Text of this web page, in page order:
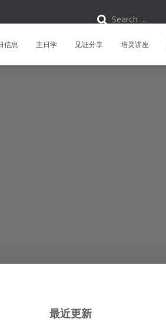
Search …
信息 主日学 见证分享 培灵讲座
最近更新